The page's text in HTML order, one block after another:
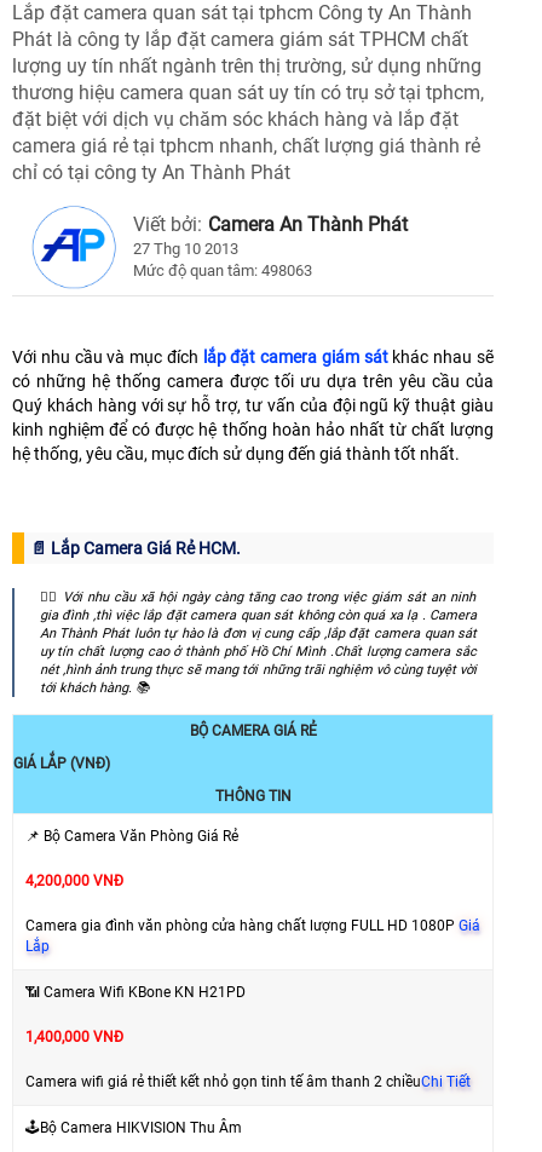
Lắp đặt camera quan sát tại tphcm Công ty An Thành
Phát là công ty lắp đặt camera giám sát TPHCM chất
lượng uy tín nhất ngành trên thị trường, sử dụng những
thương hiệu camera quan sát uy tín có trụ sở tại tphcm,
đặt biệt với dịch vụ chăm sóc khách hàng và lắp đặt
camera giá rẻ tại tphcm nhanh, chất lượng giá thành rẻ
chỉ có tại công ty An Thành Phát
Viết bởi: Camera An Thành Phát
27 Thg 10 2013
Mức độ quan tâm: 498063
Với nhu cầu và mục đích lắp đặt camera giám sátkhác nhau sẽ
có những hệ thống camera được tối ưu dựa trên yêu cầu của
Quý khách hàng với sự hỗ trợ, tư vấn của đội ngũ kỹ thuật giàu
kinh nghiệm để có được hệ thống hoàn hảo nhất từ chất lượng
hệ thống, yêu cầu, mục đích sử dụng đến giá thành tốt nhất.
📄 Lắp Camera Giá Rẻ HCM.
👍🏻 Với nhu cầu xã hội ngày càng tăng cao trong việc giám sát an ninh
gia đình ,thì việc lắp đặt camera quan sát không còn quá xa lạ . Camera
An Thành Phát luôn tự hào là đơn vị cung cấp ,lắp đặt camera quan sát
uy tín chất lượng cao ở thành phố Hồ Chí Mình .Chất lượng camera sắc
nét ,hình ảnh trung thực sẽ mang tới những trãi nghiệm vô cùng tuyệt vời
tới khách hàng. 📚
BỘ CAMERA GIÁ RẺ
GIÁ LẮP (VNĐ)
THÔNG TIN
📌 Bộ Camera Văn Phòng Giá Rẻ
4,200,000 VNĐ
Camera gia đình văn phòng cửa hàng chất lượng FULL HD 1080P Giá
Lắp
📶 Camera Wifi KBone KN H21PD
1,400,000 VNĐ
Camera wifi giá rẻ thiết kết nhỏ gọn tinh tế âm thanh 2 chiềuChi Tiết
🕹Bộ Camera HIKVISION Thu Âm